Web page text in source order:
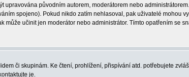
upravována původním autorem, moderátorem nebo
spojeno). Pokud nikdo zatím nehlasoval, pak uživatelé mohou
může učinit jen moderátor nebo administrátor. Tímto opatřením se
či skupinám. Ke čtení, prohlížení, přispívání atd. potřebujete
je.